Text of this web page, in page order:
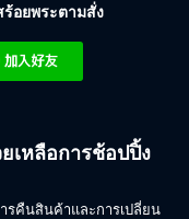
อยพระตามสั่ง
เหลือการช้อปปิ้ง
รคืนสินค้าและการเปลี่ยน